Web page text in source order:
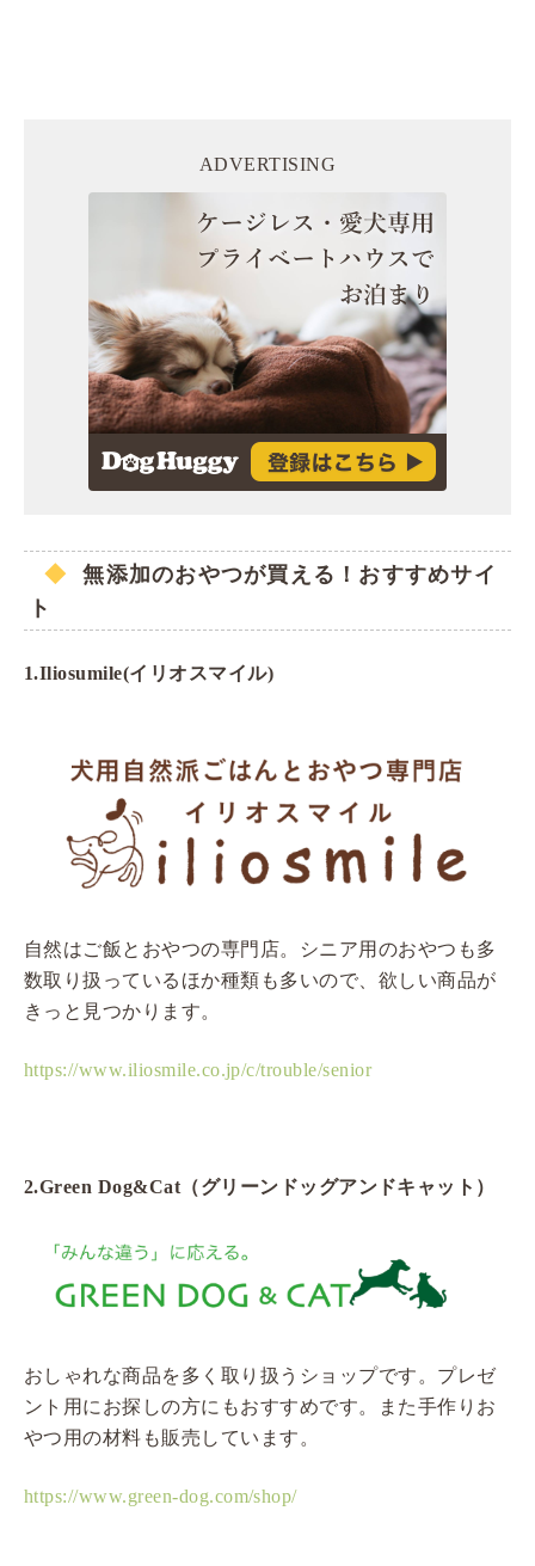
ADVERTISING
無添加のおやつが買える！おすすめサイ
ト
1.Iliosumile(イリオスマイル)
自然はご飯とおやつの専門店。シニア用のおやつも多
数取り扱っているほか種類も多いので、欲しい商品が
きっと見つかります。
https://www.iliosmile.co.jp/c/trouble/senior
2.Green Dog&Cat （グリーンドッグアンドキャット）
おしゃれな商品を多く取り扱うショップです。プレゼ
ント用にお探しの方にもおすすめです。また手作りお
やつ用の材料も販売しています。
https://www.green-dog.com/shop/